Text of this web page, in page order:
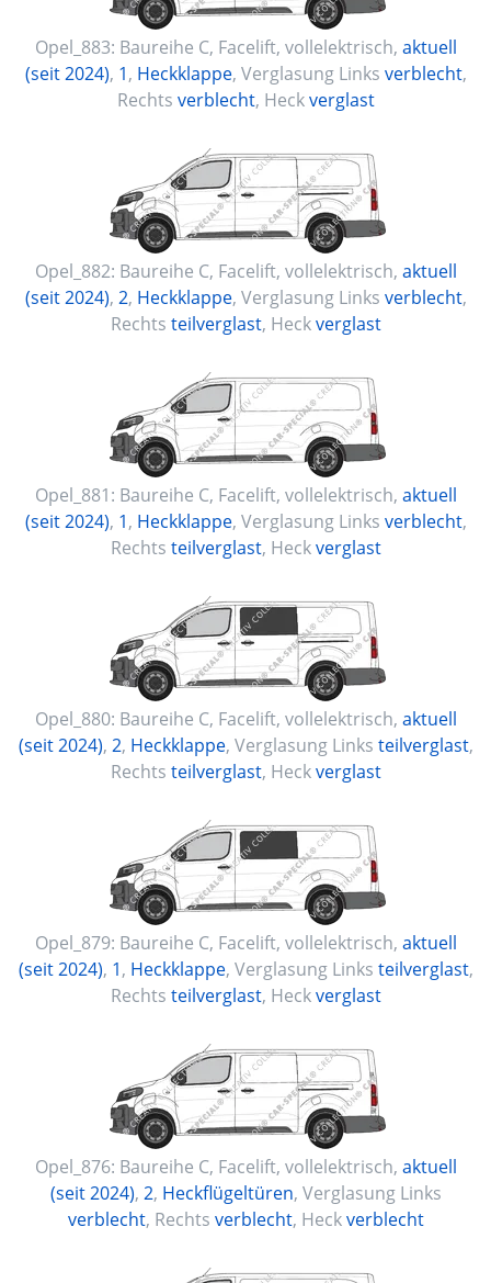
Opel_883: Baureihe C, Facelift, vollelektrisch, aktuell
(seit 2024), 1, Heckklappe, Verglasung Links verblecht,
Rechts verblecht, Heckverglast
Opel_882: Baureihe C, Facelift, vollelektrisch, aktuell
(seit 2024), 2, Heckklappe, Verglasung Links verblecht,
Rechts teilverglast, Heckverglast
Opel_881: Baureihe C, Facelift, vollelektrisch, aktuell
(seit 2024), 1, Heckklappe, Verglasung Links verblecht,
Rechts teilverglast, Heckverglast
Opel_880: Baureihe C, Facelift, vollelektrisch, aktuell
(seit 2024), 2, Heckklappe, Verglasung Links teilverglast,
Rechts teilverglast, Heckverglast
Opel_879: Baureihe C, Facelift, vollelektrisch, aktuell
(seit 2024), 1, Heckklappe, Verglasung Links teilverglast,
Rechts teilverglast, Heckverglast
Opel_876: Baureihe C, Facelift, vollelektrisch, aktuell
(seit 2024), 2, Heckflügeltüren, Verglasung Links
verblecht, Rechts verblecht, Heckverblecht